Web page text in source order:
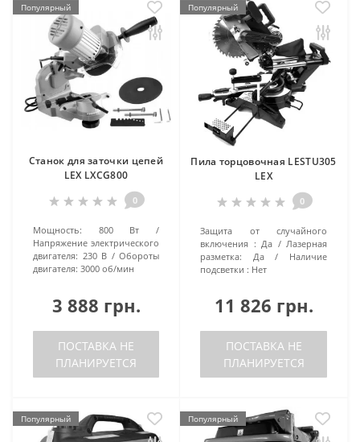
Популярный
Станок для заточки цепей
LEX LXCG800
0
Мощность:
800 Вт
Напряжение электрического
двигателя: 230 В
Обороты
двигателя: 3000 об/мин
3 888 грн.
ПОСТАВКА НЕ
ПЛАНИРУЕТСЯ
Популярный
Пила торцовочная LESTU305
LEX
0
Защита от случайного
включения : Да
Лазерная
разметка:
Да
Наличие
подсветки : Нет
11 826 грн.
ПОСТАВКА НЕ
ПЛАНИРУЕТСЯ
Популярный Популярный